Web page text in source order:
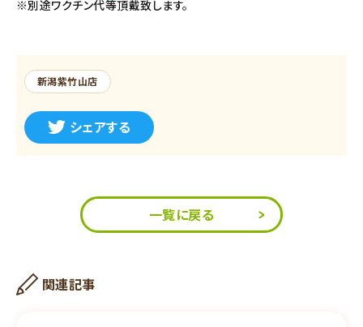
※別途ワクチン代等頂戴致します。
新潟紫竹山店
シェアする
一覧に戻る
関連記事